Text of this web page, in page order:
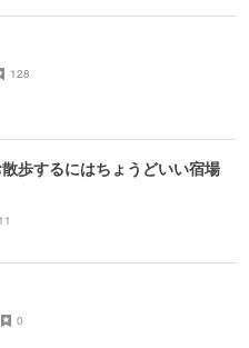
128
歩するにはちょうどいい宿場
11
0